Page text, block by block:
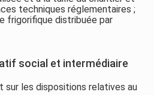
techniques réglementaires ;
frigorifique distribuée par
social et intermédiaire
sur les dispositions relatives au